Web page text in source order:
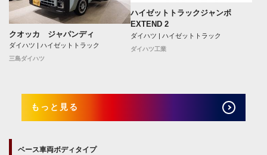
クオッカ ジャパンディ
ダイハツ | ハイゼットトラック
三島ダイハツ
ハイゼットトラックジャンボ
EXTEND 2
ダイハツ | ハイゼットトラック
ダイハツ工業
もっと見る
ベース車両ボディタイプ